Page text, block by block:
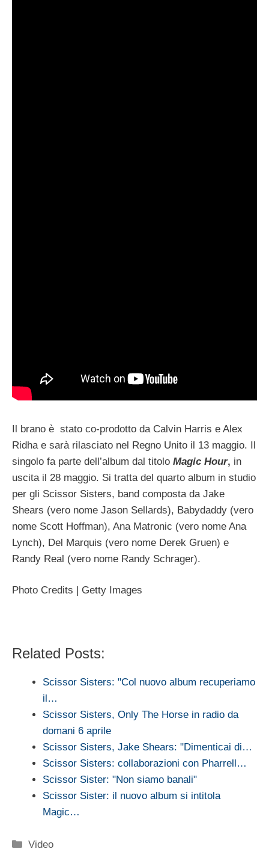
Il brano è stato co-prodotto da Calvin Harris e Alex
Ridha e sarà rilasciato nel Regno Unito il 13 maggio. Il
singolo fa parte dell’album dal titolo Magic Hour, in
uscita il 28 maggio. Si tratta del quarto album in studio
per gli Scissor Sisters, band composta da Jake
Shears (vero nome Jason Sellards), Babydaddy (vero
nome Scott Hoffman), Ana Matronic (vero nome Ana
Lynch), Del Marquis (vero nome Derek Gruen) e
Randy Real (vero nome Randy Schrager).
Photo Credits | Getty Images
Related Posts:
Scissor Sisters: "Col nuovo album recuperiamo
il…
Scissor Sisters, Only The Horse in radio da
domani 6 aprile
Scissor Sisters, Jake Shears: "Dimenticai di…
Scissor Sisters: collaborazioni con Pharrell…
Scissor Sister: "Non siamo banali"
Scissor Sister: il nuovo album si intitola
Magic…
Categorie
Video